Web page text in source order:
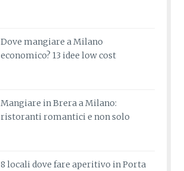
Dove mangiare a Milano
economico? 13 idee low cost
Mangiare in Brera a Milano:
ristoranti romantici e non solo
8 locali dove fare aperitivo in Porta